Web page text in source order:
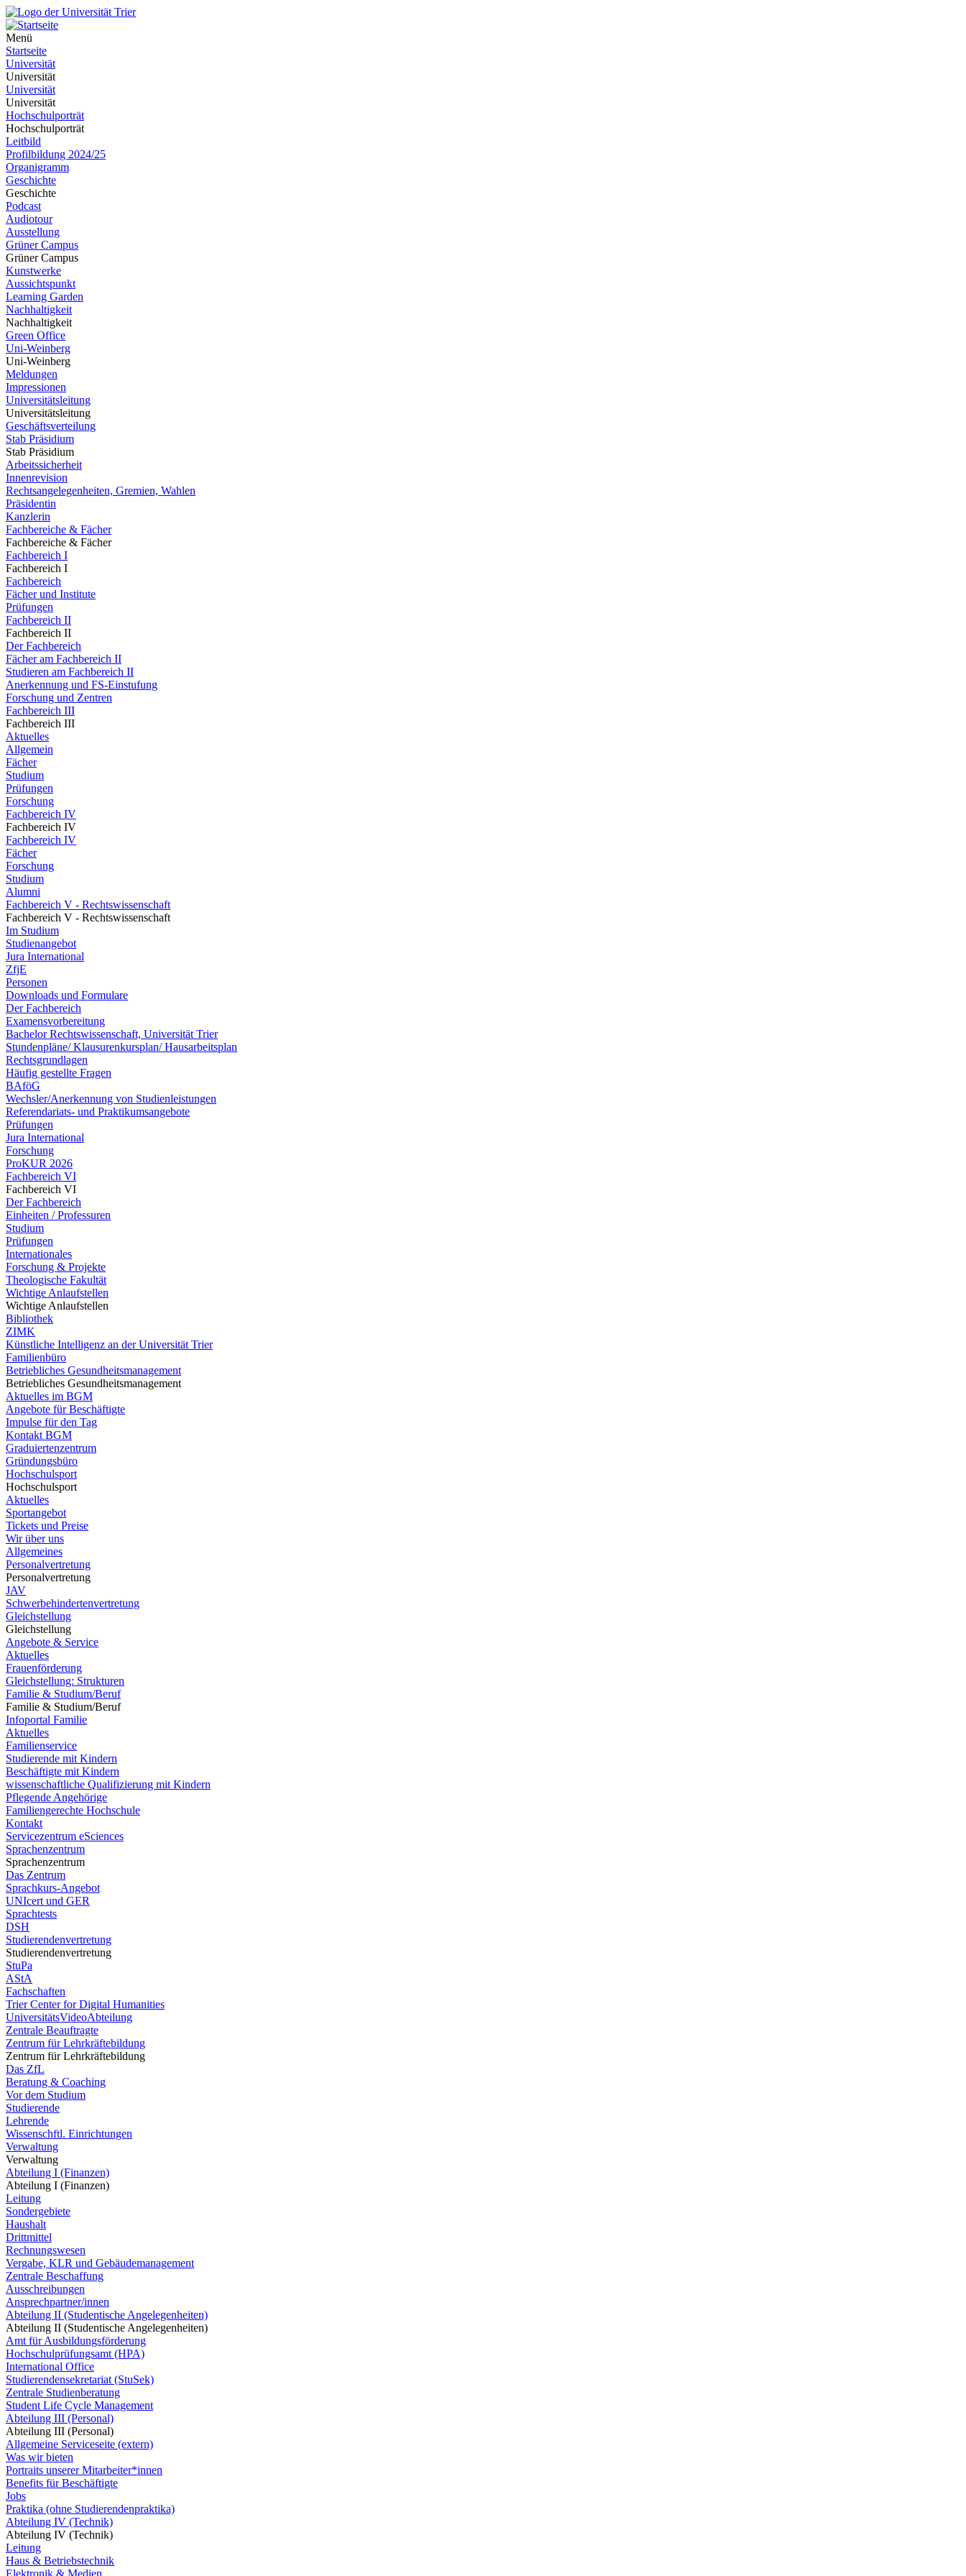
Menü
Startseite
Universität
Universität
Universität
Universität
Hochschulporträt
Hochschulporträt
Leitbild
Profilbildung 2024/25
Organigramm
Geschichte
Geschichte
Podcast
Audiotour
Ausstellung
Grüner Campus
Grüner Campus
Kunstwerke
Aussichtspunkt
Learning Garden
Nachhaltigkeit
Nachhaltigkeit
Green Office
Uni-Weinberg
Uni-Weinberg
Meldungen
Impressionen
Universitätsleitung
Universitätsleitung
Geschäftsverteilung
Stab Präsidium
Stab Präsidium
Arbeitssicherheit
Innenrevision
Rechtsangelegenheiten, Gremien, Wahlen
Präsidentin
Kanzlerin
Fachbereiche & Fächer
Fachbereiche & Fächer
Fachbereich I
Fachbereich I
Fachbereich
Fächer und Institute
Prüfungen
Fachbereich II
Fachbereich II
Der Fachbereich
Fächer am Fachbereich II
Studieren am Fachbereich II
Anerkennung und FS-Einstufung
Forschung und Zentren
Fachbereich III
Fachbereich III
Aktuelles
Allgemein
Fächer
Studium
Prüfungen
Forschung
Fachbereich IV
Fachbereich IV
Fachbereich IV
Fächer
Forschung
Studium
Alumni
Fachbereich V - Rechtswissenschaft
Fachbereich V - Rechtswissenschaft
Im Studium
Studienangebot
Jura International
ZfjE
Personen
Downloads und Formulare
Der Fachbereich
Examensvorbereitung
Bachelor Rechtswissenschaft, Universität Trier
Stundenpläne/ Klausurenkursplan/ Hausarbeitsplan
Rechtsgrundlagen
Häufig gestellte Fragen
BAföG
Wechsler/Anerkennung von Studienleistungen
Referendariats- und Praktikumsangebote
Prüfungen
Jura International
Forschung
ProKUR 2026
Fachbereich VI
Fachbereich VI
Der Fachbereich
Einheiten / Professuren
Studium
Prüfungen
Internationales
Forschung & Projekte
Theologische Fakultät
Wichtige Anlaufstellen
Wichtige Anlaufstellen
Bibliothek
ZIMK
Künstliche Intelligenz an der Universität Trier
Familienbüro
Betriebliches Gesundheitsmanagement
Betriebliches Gesundheitsmanagement
Aktuelles im BGM
Angebote für Beschäftigte
Impulse für den Tag
Kontakt BGM
Graduiertenzentrum
Gründungsbüro
Hochschulsport
Hochschulsport
Aktuelles
Sportangebot
Tickets und Preise
Wir über uns
Allgemeines
Personalvertretung
Personalvertretung
JAV
Schwerbehindertenvertretung
Gleichstellung
Gleichstellung
Angebote & Service
Aktuelles
Frauenförderung
Gleichstellung: Strukturen
Familie & Studium/Beruf
Familie & Studium/Beruf
Infoportal Familie
Aktuelles
Familienservice
Studierende mit Kindern
Beschäftigte mit Kindern
wissenschaftliche Qualifizierung mit Kindern
Pflegende Angehörige
Familiengerechte Hochschule
Kontakt
Servicezentrum eSciences
Sprachenzentrum
Sprachenzentrum
Das Zentrum
Sprachkurs-Angebot
UNIcert und GER
Sprachtests
DSH
Studierendenvertretung
Studierendenvertretung
StuPa
AStA
Fachschaften
Trier Center for Digital Humanities
UniversitätsVideoAbteilung
Zentrale Beauftragte
Zentrum für Lehrkräftebildung
Zentrum für Lehrkräftebildung
Das ZfL
Beratung & Coaching
Vor dem Studium
Studierende
Lehrende
Wissenschftl. Einrichtungen
Verwaltung
Verwaltung
Abteilung I (Finanzen)
Abteilung I (Finanzen)
Leitung
Sondergebiete
Haushalt
Drittmittel
Rechnungswesen
Vergabe, KLR und Gebäudemanagement
Zentrale Beschaffung
Ausschreibungen
Ansprechpartner/innen
Abteilung II (Studentische Angelegenheiten)
Abteilung II (Studentische Angelegenheiten)
Amt für Ausbildungsförderung
Hochschulprüfungsamt (HPA)
International Office
Studierendensekretariat (StuSek)
Zentrale Studienberatung
Student Life Cycle Management
Abteilung III (Personal)
Abteilung III (Personal)
Allgemeine Serviceseite (extern)
Was wir bieten
Portraits unserer Mitarbeiter*innen
Benefits für Beschäftigte
Jobs
Praktika (ohne Studierendenpraktika)
Abteilung IV (Technik)
Abteilung IV (Technik)
Leitung
Haus & Betriebstechnik
Elektronik & Medien